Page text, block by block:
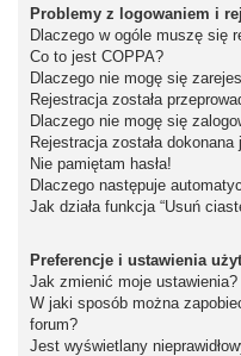
Problemy z logowaniem i
Dlaczego w ogóle muszę się
Co to jest COPPA?
Dlaczego nie mogę się
Rejestracja została
Dlaczego nie mogę się
Rejestracja została
Nie pamiętam hasła!
Dlaczego następuje
Jak działa funkcja “Usuń
Preferencje i ustawienia
Jak zmienić moje ustawienia?
W jaki sposób można
forum?
Jest wyświetlany